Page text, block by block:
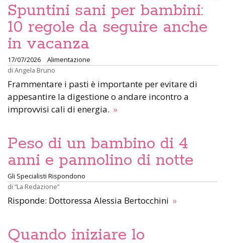
Spuntini sani per bambini:
10 regole da seguire anche
in vacanza
17/07/2026
Alimentazione
di Angela Bruno
Frammentare i pasti è importante per evitare di
appesantire la digestione o andare incontro a
improvvisi cali di energia. »
Peso di un bambino di 4
anni e pannolino di notte
Gli Specialisti Rispondono
di “La Redazione”
Risponde: Dottoressa Alessia Bertocchini »
Quando iniziare lo